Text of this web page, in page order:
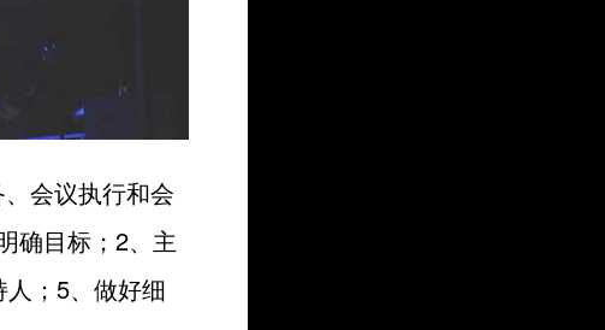
会议执行和会
确目标；2、主
；5、做好细